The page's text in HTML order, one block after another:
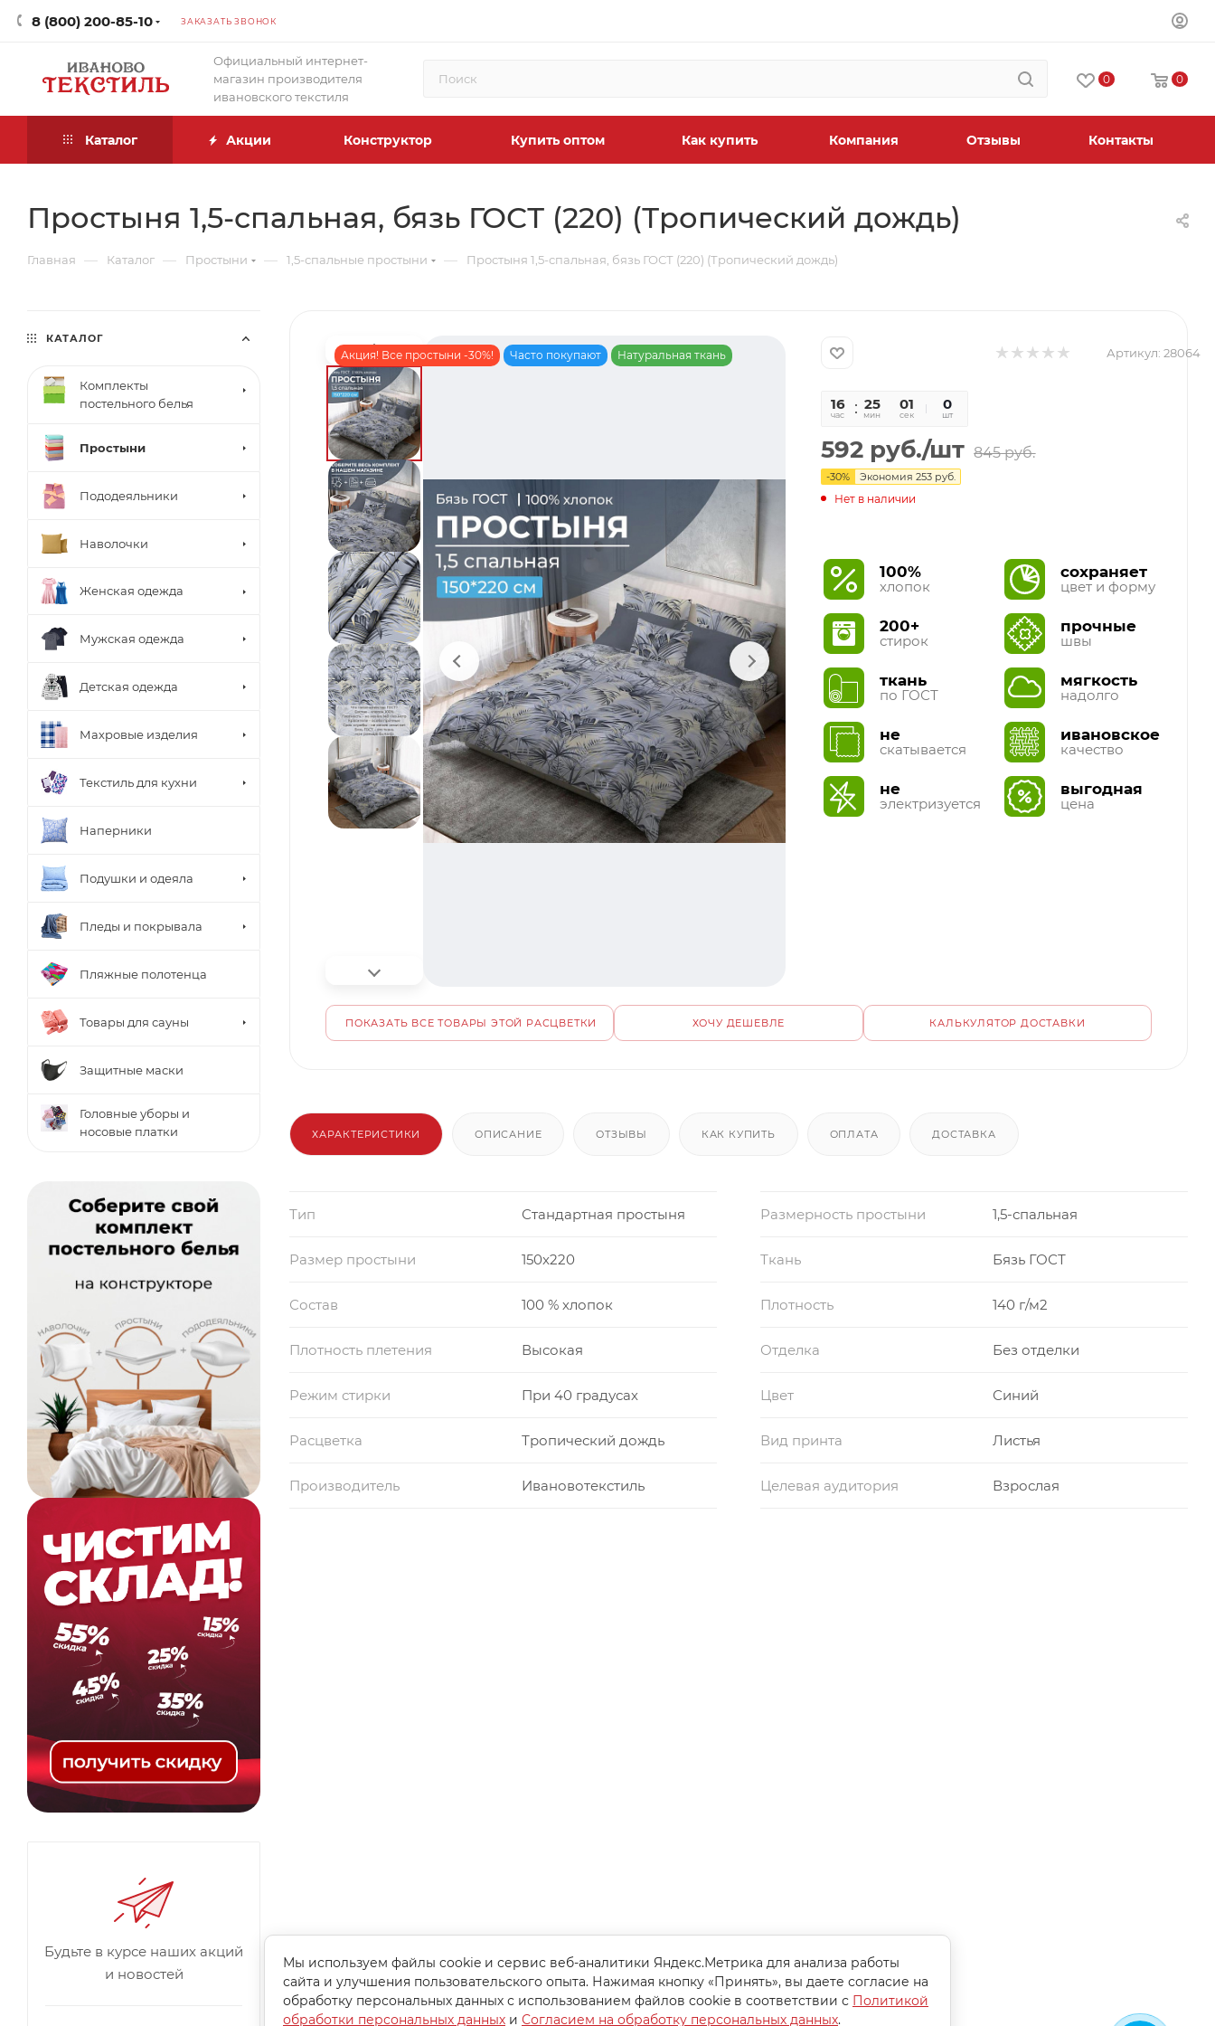
8 (800) 200-85-10 ЗАКАЗАТЬ ЗВОНОК
Официальный интернет-
магазин производителя
ивановского текстиля
0 0
Каталог Акции Конструктор Купить оптом Как купить Компания Отзывы Контакты
Простыня 1,5-спальная, бязь ГОСТ (220) (Тропический дождь)
Главная — Каталог — Простыни — 1,5-спальные простыни — Простыня 1,5-спальная, бязь ГОСТ (220) (Тропический дождь)
Акция! Все простыни -30%! Часто покупают Натуральная ткань Артикул: 28064
16
час
25
мин
00
сек
0
шт
592 руб./шт 845руб.
-30% Экономия253 руб.
Нет в наличии
100%
хлопок
200+
стирок
ткань
по ГОСТ
не
скатывается
не
электризуется
сохраняет
цвет и форму
прочные
швы
мягкость
надолго
ивановское
качество
выгодная
цена
ПОКАЗАТЬ ВСЕ ТОВАРЫ ЭТОЙ РАСЦВЕТКИ ХОЧУ ДЕШЕВЛЕ КАЛЬКУЛЯТОР ДОСТАВКИ
ХАРАКТЕРИСТИКИ ОПИСАНИЕ ОТЗЫВЫ КАК КУПИТЬ ОПЛАТА ДОСТАВКА
Тип Стандартная простыня Размерность простыни 1,5-спальная
Размер простыни 150x220 Ткань Бязь ГОСТ
Состав 100 % хлопок Плотность 140 г/м2
Плотность плетения Высокая Отделка Без отделки
Режим стирки При 40 градусах Цвет Синий
Расцветка Тропический дождь Вид принта Листья
Производитель Ивановотекстиль Целевая аудитория Взрослая
КАТАЛОГ
Комплекты
постельного белья
Простыни
Пододеяльники
Наволочки
Женская одежда
Мужская одежда
Детская одежда
Махровые изделия
Текстиль для кухни
Наперники
Подушки и одеяла
Пледы и покрывала
Пляжные полотенца
Товары для сауны
Защитные маски
Головные уборы и
носовые платки
Будьте в курсе наших акций
и новостей
Мы используем файлы cookie и сервис веб-аналитики Яндекс.Метрика для анализа работы
сайта и улучшения пользовательского опыта. Нажимая кнопку «Принять», вы даете согласие на
обработку персональных данных с использованием файлов cookie в соответствии с Политикой
обработки персональных данных и Согласием на обработку персональных данных.